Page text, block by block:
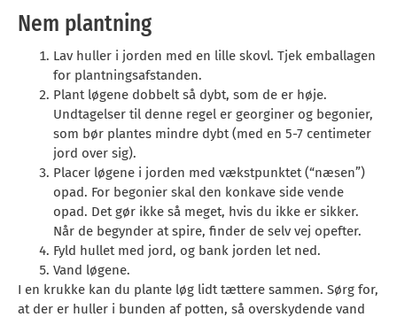
Nem plantning
Lav huller i jorden med en lille skovl. Tjek emballagen
for plantningsafstanden.
Plant løgene dobbelt så dybt, som de er høje.
Undtagelser til denne regel er georginer og begonier,
som bør plantes mindre dybt (med en 5-7 centimeter
jord over sig).
Placer løgene i jorden med vækstpunktet (“næsen”)
opad. For begonier skal den konkave side vende
opad. Det gør ikke så meget, hvis du ikke er sikker.
Når de begynder at spire, finder de selv vej opefter.
Fyld hullet med jord, og bank jorden let ned.
Vand løgene.
I en krukke kan du plante løg lidt tættere sammen. Sørg for,
at der er huller i bunden af potten, så overskydende vand